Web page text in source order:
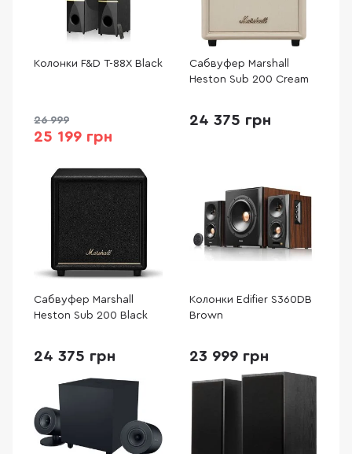
Колонки F&D T-88X Black
26 999
25 199 грн
Сабвуфер Marshall
Heston Sub 200 Cream
24 375 грн
Сабвуфер Marshall
Heston Sub 200 Black
24 375 грн
Колонки Edifier S360DB
Brown
23 999 грн